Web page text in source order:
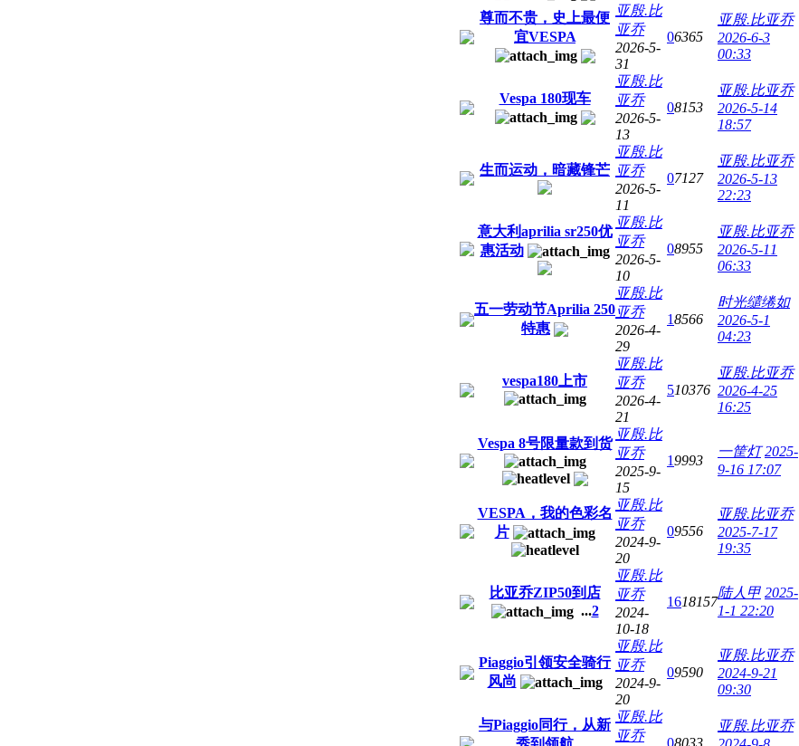
尊而不贵，史上最便
宜VESPA
亚殷.比
亚乔
2026-5-
31
06365
亚殷.比亚乔
2026-6-3
00:33
Vespa 180现车
亚殷.比
亚乔
2026-5-
13
08153
亚殷.比亚乔
2026-5-14
18:57
生而运动，暗藏锋芒
亚殷.比
亚乔
2026-5-
11
07127
亚殷.比亚乔
2026-5-13
22:23
意大利aprilia sr250优
惠活动
亚殷.比
亚乔
2026-5-
10
08955
亚殷.比亚乔
2026-5-11
06:33
五一劳动节Aprilia 250
特惠
亚殷.比
亚乔
2026-4-
29
18566
时光缱绻如
2026-5-1
04:23
vespa180上市
亚殷.比
亚乔
2026-4-
21
510376
亚殷.比亚乔
2026-4-25
16:25
Vespa 8号限量款到货
亚殷.比
亚乔
2025-9-
15
19993
一筐灯 2025-
9-16 17:07
VESPA，我的色彩名
片
亚殷.比
亚乔
2024-9-
20
09556
亚殷.比亚乔
2025-7-17
19:35
比亚乔ZIP50到店
...2
亚殷.比
亚乔
2024-
10-18
1618157
陆人甲 2025-
1-1 22:20
Piaggio引领安全骑行
风尚
亚殷.比
亚乔
2024-9-
20
09590
亚殷.比亚乔
2024-9-21
09:30
与Piaggio同行，从新
亚殷.比
亚乔
08033
亚殷.比亚乔